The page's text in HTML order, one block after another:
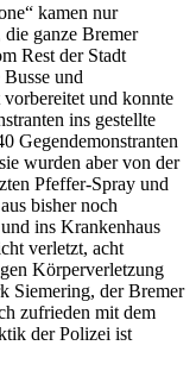
kamen nur
ganze Bremer
Rest der Stadt
und
und konnte
ins gestellte
Gegendemonstranten
wurden aber von der
Pfeffer-Spray und
bisher noch
ins Krankenhaus
verletzt, acht
Körperverletzung
Siemering, der Bremer
zufrieden mit dem
der Polizei ist